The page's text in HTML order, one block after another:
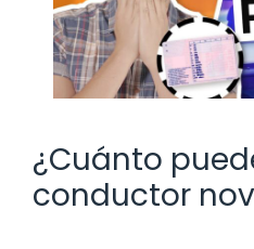
¿Cuánto
conductor